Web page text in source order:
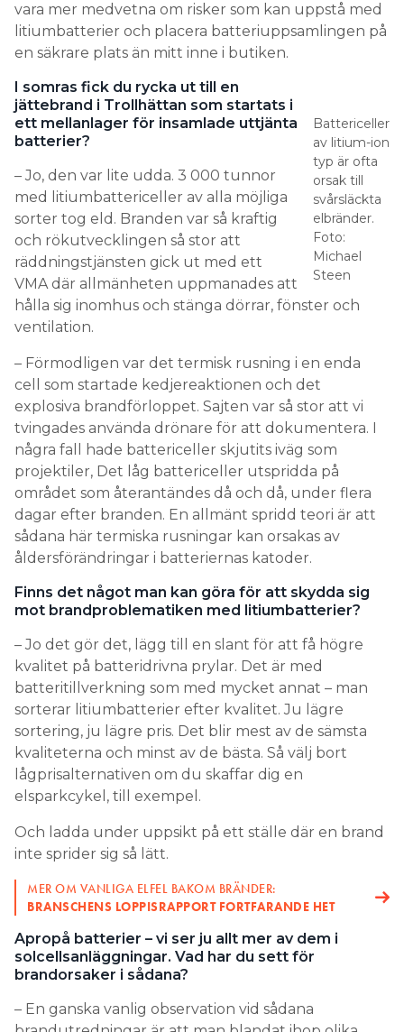
vara mer medvetna om risker som kan uppstå med
litiumbatterier och placera batteriuppsamlingen på
en säkrare plats än mitt inne i butiken.
Battericeller
av litium-ion
typ är ofta
orsak till
svårsläckta
elbränder.
Foto:
Michael
Steen
I somras fick du rycka ut till en
jättebrand i Trollhättan som startats i
ett mellanlager för insamlade uttjänta
batterier?
– Jo, den var lite udda. 3 000 tunnor
med litiumbattericeller av alla möjliga
sorter tog eld. Branden var så kraftig
och rökutvecklingen så stor att
räddningstjänsten gick ut med ett
VMA där allmänheten uppmanades att
hålla sig inomhus och stänga dörrar, fönster och
ventilation.
– Förmodligen var det termisk rusning i en enda
cell som startade kedjereaktionen och det
explosiva brandförloppet. Sajten var så stor att vi
tvingades använda drönare för att dokumentera. I
några fall hade battericeller skjutits iväg som
projektiler, Det låg battericeller utspridda på
området som återantändes då och då, under flera
dagar efter branden. En allmänt spridd teori är att
sådana här termiska rusningar kan orsakas av
åldersförändringar i batteriernas katoder.
Finns det något man kan göra för att skydda sig
mot brandproblematiken med litiumbatterier?
– Jo det gör det, lägg till en slant för att få högre
kvalitet på batteridrivna prylar. Det är med
batteritillverkning som med mycket annat – man
sorterar litiumbatterier efter kvalitet. Ju lägre
sortering, ju lägre pris. Det blir mest av de sämsta
kvaliteterna och minst av de bästa. Så välj bort
lågprisalternativen om du skaffar dig en
elsparkcykel, till exempel.
Och ladda under uppsikt på ett ställe där en brand
inte sprider sig så lätt.
MER OM VANLIGA ELFEL BAKOM BRÄNDER:
BRANSCHENS LOPPISRAPPORT FORTFARANDE HET
Apropå batterier – vi ser ju allt mer av dem i
solcellsanläggningar. Vad har du sett för
brandorsaker i sådana?
– En ganska vanlig observation vid sådana